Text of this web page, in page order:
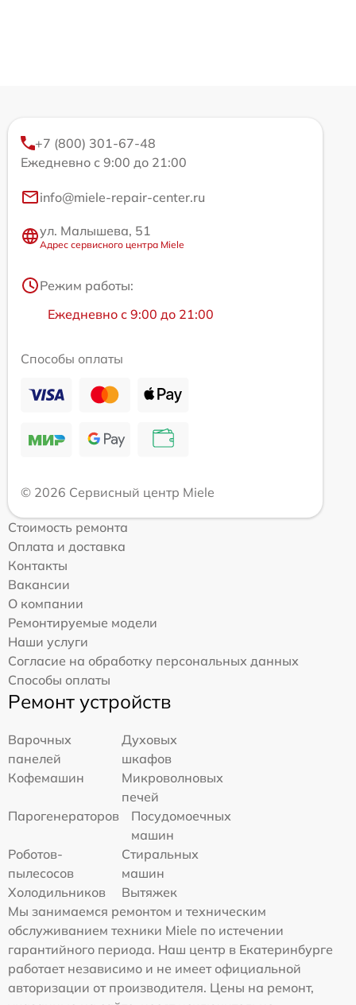
+7 (800) 301-67-48
Ежедневно с 9:00 до 21:00
info@miele-repair-center.ru
ул. Малышева, 51
Адрес сервисного центра Miele
Режим работы:
Ежедневно с 9:00 до 21:00
Способы оплаты
© 2026 Сервисный центр Miele
Стоимость ремонта
Оплата и доставка
Контакты
Вакансии
О компании
Ремонтируемые модели
Наши услуги
Согласие на обработку персональных данных
Способы оплаты
Ремонт устройств
Варочных
панелей
Духовых
шкафов
Кофемашин
Микроволновых
печей
Парогенераторов
Посудомоечных
машин
Роботов-
пылесосов
Стиральных
машин
Холодильников
Вытяжек
Мы занимаемся ремонтом и техническим
обслуживанием техники Miele по истечении
гарантийного периода. Наш центр в Екатеринбурге
работает независимо и не имеет официальной
авторизации от производителя. Цены на ремонт,